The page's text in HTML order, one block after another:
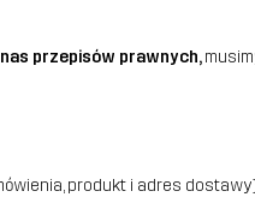
przepisów prawnych,
produkt i adres